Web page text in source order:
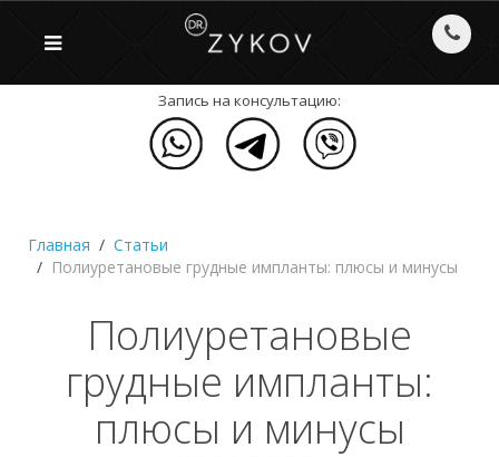
Запись на консультацию:
Главная
Статьи
Полиуретановые грудные импланты: плюсы и минусы
Полиуретановые
грудные импланты:
плюсы и минусы